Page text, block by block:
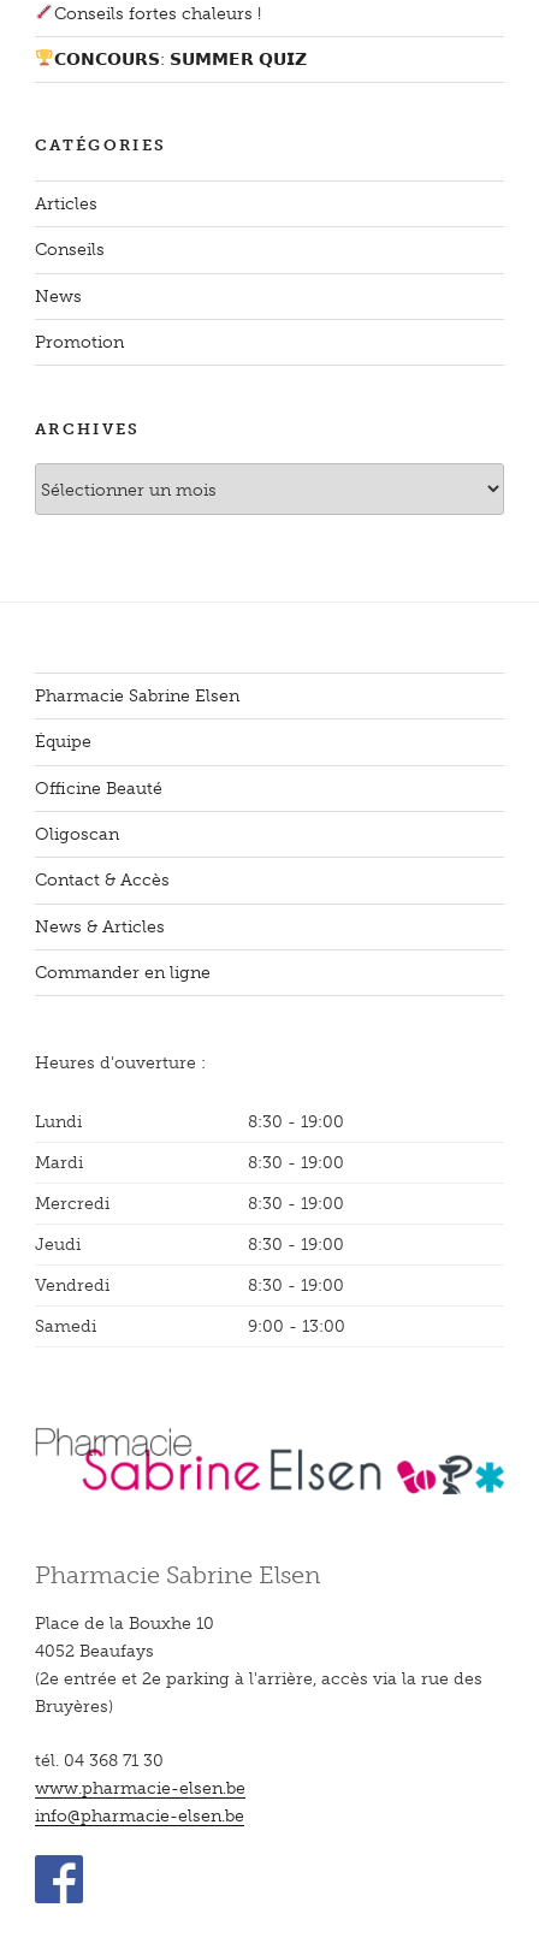
Conseils fortes chaleurs !
𝗖𝗢𝗡𝗖𝗢𝗨𝗥𝗦: 𝗦𝗨𝗠𝗠𝗘𝗥 𝗤𝗨𝗜𝗭
CATÉGORIES
Articles
Conseils
News
Promotion
ARCHIVES
Pharmacie Sabrine Elsen
Équipe
Officine Beauté
Oligoscan
Contact & Accès
News & Articles
Commander en ligne
Heures d'ouverture :
Lundi
8:30 - 19:00
Mardi
8:30 - 19:00
Mercredi
8:30 - 19:00
Jeudi
8:30 - 19:00
Vendredi
8:30 - 19:00
Samedi
9:00 - 13:00
Pharmacie Sabrine Elsen
Place de la Bouxhe 10
4052 Beaufays
(2e entrée et 2e parking à l'arrière, accès via la rue des
Bruyères)
tél. 04 368 71 30
www.pharmacie-elsen.be
info@pharmacie-elsen.be